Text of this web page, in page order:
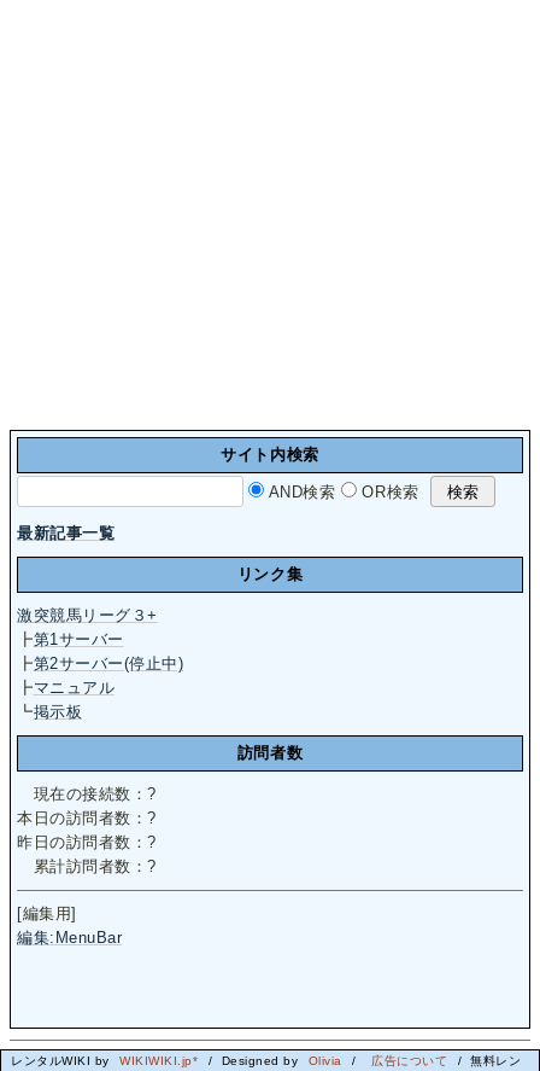
サイト内検索
AND検索 OR検索
最新記事一覧
リンク集
激突競馬リーグ３+
┣第1サーバー
┣第2サーバー(停止中)
┣マニュアル
┗掲示板
訪問者数
現在の接続数：?
本日の訪問者数：?
昨日の訪問者数：?
累計訪問者数：?
[編集用]
編集:MenuBar
レンタルWIKI by WIKIWIKI.jp* / Designed by Olivia / 広告について / 無料レン